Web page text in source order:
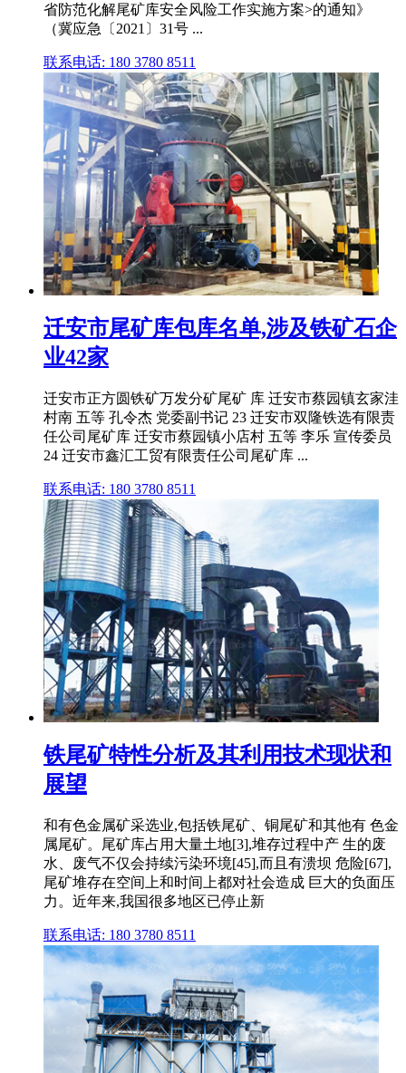
省防范化解尾矿库安全风险工作实施方案>的通知》
（冀应急〔2021〕31号 ...
联系电话: 180 3780 8511
迁安市尾矿库包库名单,涉及铁矿石企
业42家
迁安市正方圆铁矿万发分矿尾矿 库 迁安市蔡园镇玄家洼
村南 五等 孔令杰 党委副书记 23 迁安市双隆铁选有限责
任公司尾矿库 迁安市蔡园镇小店村 五等 李乐 宣传委员
24 迁安市鑫汇工贸有限责任公司尾矿库 ...
联系电话: 180 3780 8511
铁尾矿特性分析及其利用技术现状和
展望
和有色金属矿采选业,包括铁尾矿、铜尾矿和其他有 色金
属尾矿。尾矿库占用大量土地[3],堆存过程中产 生的废
水、废气不仅会持续污染环境[45],而且有溃坝 危险[67],
尾矿堆存在空间上和时间上都对社会造成 巨大的负面压
力。近年来,我国很多地区已停止新
联系电话: 180 3780 8511